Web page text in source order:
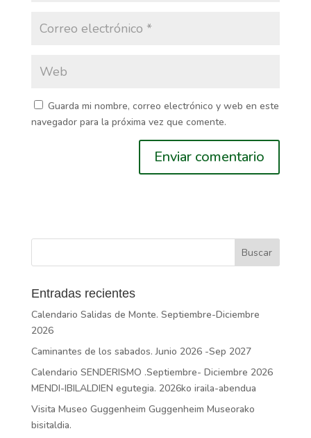
Guarda mi nombre, correo electrónico y web en este
navegador para la próxima vez que comente.
Entradas recientes
Calendario Salidas de Monte. Septiembre-Diciembre
2026
Caminantes de los sabados. Junio 2026 -Sep 2027
Calendario SENDERISMO .Septiembre- Diciembre 2026
MENDI-IBILALDIEN egutegia. 2026ko iraila-abendua
Visita Museo Guggenheim Guggenheim Museorako
bisitaldia.